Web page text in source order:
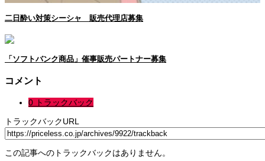
二日酔い対策シーシャ 販売代理店募集
「ソフトバンク商品」催事販売パートナー募集
コメント
0 トラックバック
トラックバックURL
この記事へのトラックバックはありません。